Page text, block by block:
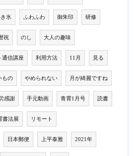
氷 ふわふわ 御朱印 研修
祝 のし 大人の趣味
通信講座 利用方法 11月 見る
もの やめられない 月が綺麗ですね
感謝 手元動画 青霄1月号 読書
書法展 リモート
日本郵便 上平泰雅 2021年